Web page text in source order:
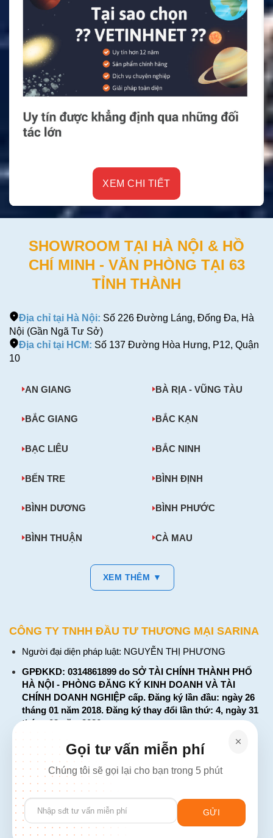
XEM CHI TIẾT
SHOWROOM TẠI HÀ NỘI & HỒ
CHÍ MINH - VĂN PHÒNG TẠI 63
TỈNH THÀNH
Địa chỉ tại Hà Nội: Số 226 Đường Láng, Đống Đa, Hà
Nội (Gần Ngã Tư Sở)
Địa chỉ tại HCM: Số 137 Đường Hòa Hưng, P12, Quận
10
AN GIANG BÀ RỊA - VŨNG TÀU
BẮC GIANG BẮC KẠN
BẠC LIÊU BẮC NINH
BẾN TRE BÌNH ĐỊNH
BÌNH DƯƠNG BÌNH PHƯỚC
BÌNH THUẬN CÀ MAU
XEM THÊM ▼
CÔNG TY TNHH ĐẦU TƯ THƯƠNG MẠI SARINA
Người đại diện pháp luật: NGUYỄN THỊ PHƯƠNG
GPĐKKD: 0314861899 do SỞ TÀI CHÍNH THÀNH PHỐ
HÀ NỘI - PHÒNG ĐĂNG KÝ KINH DOANH VÀ TÀI
CHÍNH DOANH NGHIỆP cấp. Đăng ký lần đầu: ngày 26
tháng 01 năm 2018. Đăng ký thay đổi lần thứ: 4, ngày 31
tháng 03 năm 2026
226 Đường Láng, Đống Đa, Hà Nội
137 Đường Hòa Hưng, Phường 12, Quận 10, TP. Hồ Chí
Minh
Hotline: 1900 2106 - 0386 001 001
Email:Giaiphap3g@gmail.com
Gọi tư vấn miễn phí
Chúng tôi sẽ gọi lại cho bạn trong 5 phút
Please
leave